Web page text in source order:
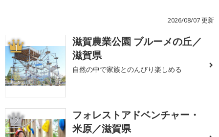
2026/08/07 更新
1
滋賀農業公園 ブルーメの丘／
滋賀県
自然の中で家族とのんびり楽しめる
2
フォレストアドベンチャー・
米原／滋賀県